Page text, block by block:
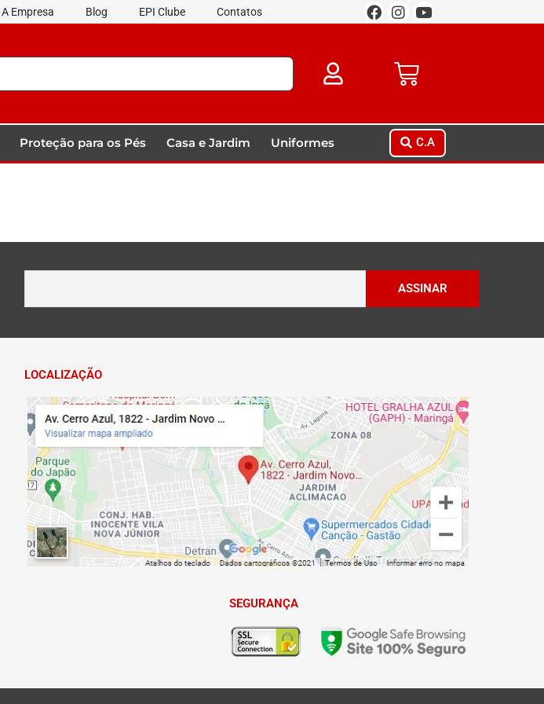
A Empresa Blog EPI Clube Contatos
Proteção para os Pés Casa e Jardim Uniformes C.A
ASSINAR
LOCALIZAÇÃO
SEGURANÇA